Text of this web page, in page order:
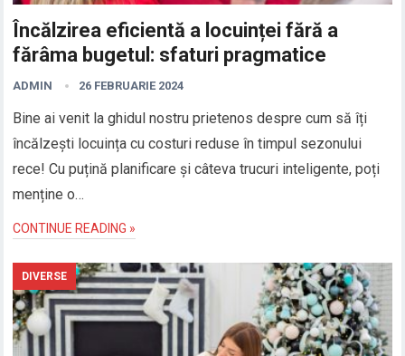
Încălzirea eficientă a locuinței fără a
fărâma bugetul: sfaturi pragmatice
ADMIN 26 FEBRUARIE 2024
Bine ai venit la ghidul nostru prietenos despre cum să îți
încălzești locuința cu costuri reduse în timpul sezonului
rece! Cu puțină planificare și câteva trucuri inteligente, poți
menține o…
CONTINUE READING »
DIVERSE